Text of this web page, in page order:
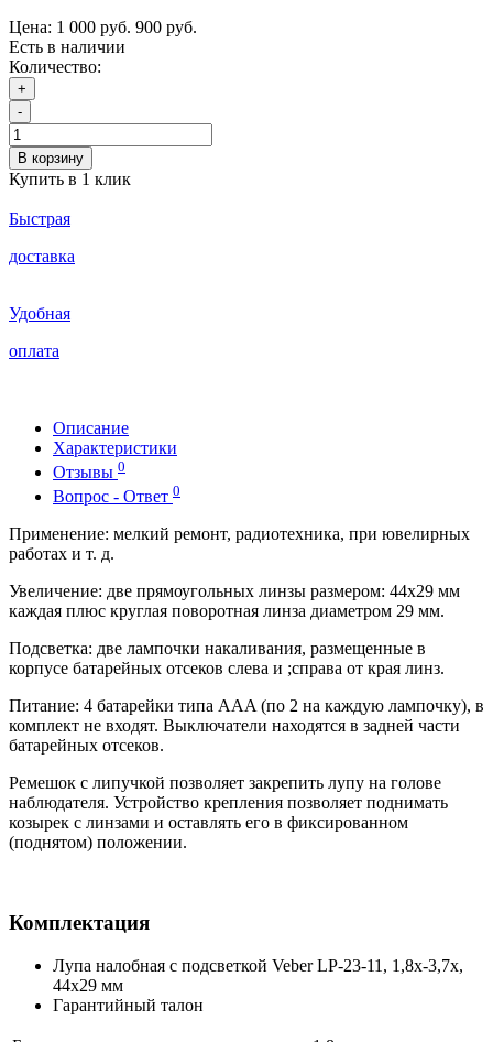
Цена: 1 000 руб. 900 руб.
Есть в наличии
Количество:
+
-
В корзину
Купить в 1 клик
Быстрая
доставка
Удобная
оплата
Описание
Характеристики
Отзывы 0
Вопрос - Ответ 0
Применение: мелкий ремонт, радиотехника, при ювелирных
работах и т. д.
Увеличение: две прямоугольных линзы размером: 44х29 мм
каждая плюс круглая поворотная линза диаметром 29 мм.
Подсветка: две лампочки накаливания, размещенные в
корпусе батарейных отсеков слева и ;справа от края линз.
Питание: 4 батарейки типа AAA (по 2 на каждую лампочку), в
комплект не входят. Выключатели находятся в задней части
батарейных отсеков.
Ремешок с липучкой позволяет закрепить лупу на голове
наблюдателя. Устройство крепления позволяет поднимать
козырек с линзами и оставлять его в фиксированном
(поднятом) положении.
Комплектация
Лупа налобная с подсветкой Veber LP-23-11, 1,8x-3,7x,
44x29 мм
Гарантийный талон